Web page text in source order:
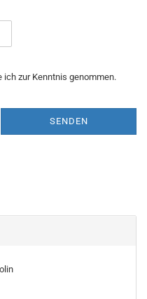
ich zur Kenntnis genommen.
SENDEN